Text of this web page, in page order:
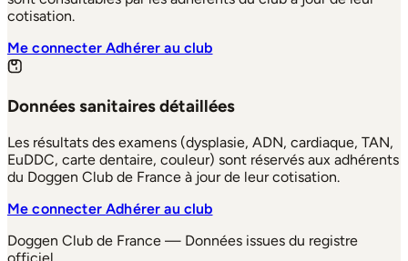
cotisation.
Me connecterAdhérer au club
Données sanitaires détaillées
Les résultats des examens (dysplasie, ADN, cardiaque, TAN,
EuDDC, carte dentaire, couleur) sont réservés aux adhérents
du Doggen Club de France à jour de leur cotisation.
Me connecterAdhérer au club
Doggen Club de France — Données issues du registre